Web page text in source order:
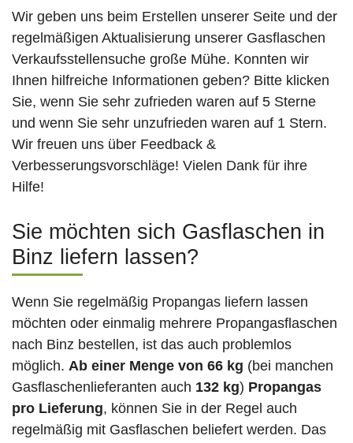
Wir geben uns beim Erstellen unserer Seite und der
regelmäßigen Aktualisierung unserer Gasflaschen
Verkaufsstellensuche große Mühe. Konnten wir
Ihnen hilfreiche Informationen geben? Bitte klicken
Sie, wenn Sie sehr zufrieden waren auf 5 Sterne
und wenn Sie sehr unzufrieden waren auf 1 Stern.
Wir freuen uns über Feedback &
Verbesserungsvorschläge! Vielen Dank für ihre
Hilfe!
Sie möchten sich Gasflaschen in
Binz liefern lassen?
Wenn Sie regelmäßig Propangas liefern lassen
möchten oder einmalig mehrere Propangasflaschen
nach Binz bestellen, ist das auch problemlos
möglich. Ab einer Menge von 66 kg (bei manchen
Gasflaschenlieferanten auch 132 kg) Propangas
pro Lieferung, können Sie in der Regel auch
regelmäßig mit Gasflaschen beliefert werden. Das